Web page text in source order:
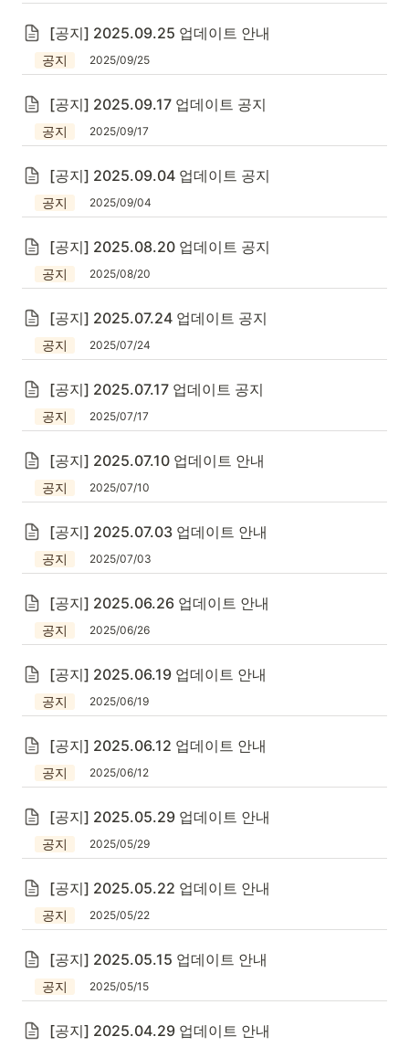
[공지] 2025.09.25 업데이트 안내
공지 2025/09/25
[공지] 2025.09.17 업데이트 공지
공지 2025/09/17
[공지] 2025.09.04 업데이트 공지
공지 2025/09/04
[공지] 2025.08.20 업데이트 공지
공지 2025/08/20
[공지] 2025.07.24 업데이트 공지
공지 2025/07/24
[공지] 2025.07.17 업데이트 공지
공지 2025/07/17
[공지] 2025.07.10 업데이트 안내
공지 2025/07/10
[공지] 2025.07.03 업데이트 안내
공지 2025/07/03
[공지] 2025.06.26 업데이트 안내
공지 2025/06/26
[공지] 2025.06.19 업데이트 안내
공지 2025/06/19
[공지] 2025.06.12 업데이트 안내
공지 2025/06/12
[공지] 2025.05.29 업데이트 안내
공지 2025/05/29
[공지] 2025.05.22 업데이트 안내
공지 2025/05/22
[공지] 2025.05.15 업데이트 안내
공지 2025/05/15
[공지] 2025.04.29 업데이트 안내